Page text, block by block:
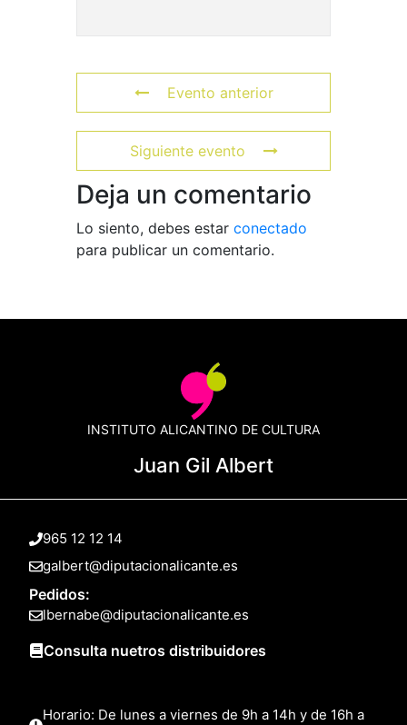
Evento anterior
Siguiente evento
Deja un comentario
Lo siento, debes estar conectado
para publicar un comentario.
INSTITUTO ALICANTINO DE CULTURA
Juan Gil Albert
965 12 12 14
galbert@diputacionalicante.es
Pedidos:
lbernabe@diputacionalicante.es
Consulta nuetros distribuidores
Horario: De lunes a viernes de 9h a 14h y de 16h a